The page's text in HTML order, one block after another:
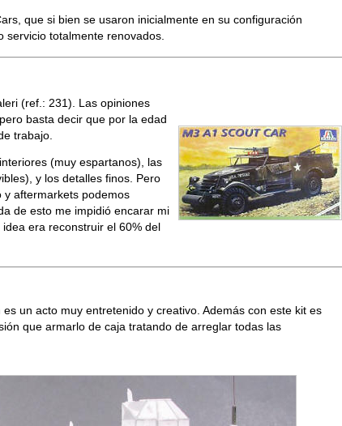
que si bien se usaron inicialmente en su configuración
totalmente renovados.
(ref.: 231). Las opiniones
basta decir que por la edad
trabajo.
(muy espartanos), las
y los detalles finos. Pero
aftermarkets podemos
de esto me impidió encarar mi
era reconstruir el 60% del
un acto muy entretenido y creativo. Además con este kit es
que armarlo de caja tratando de arreglar todas las